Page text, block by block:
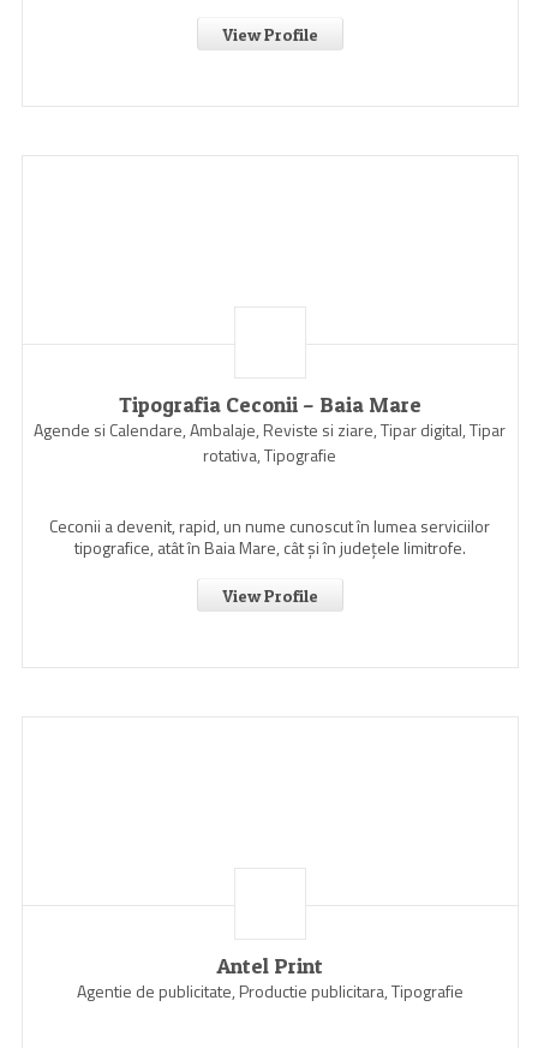
View Profile
Tipografia Ceconii – Baia Mare
Agende si Calendare, Ambalaje, Reviste si ziare, Tipar digital, Tipar
rotativa, Tipografie
Ceconii a devenit, rapid, un nume cunoscut în lumea serviciilor
tipografice, atât în Baia Mare, cât şi în judeţele limitrofe.
View Profile
Antel Print
Agentie de publicitate, Productie publicitara, Tipografie